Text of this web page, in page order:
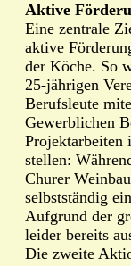
Aktive
Eine zentrale
aktive
der Köche. So
25-jährigen
Berufsleute
Gewerblichen
Projektarbeiten
stellen:
Churer
selbstständig
Aufgrund der
leider bereits
Die zweite